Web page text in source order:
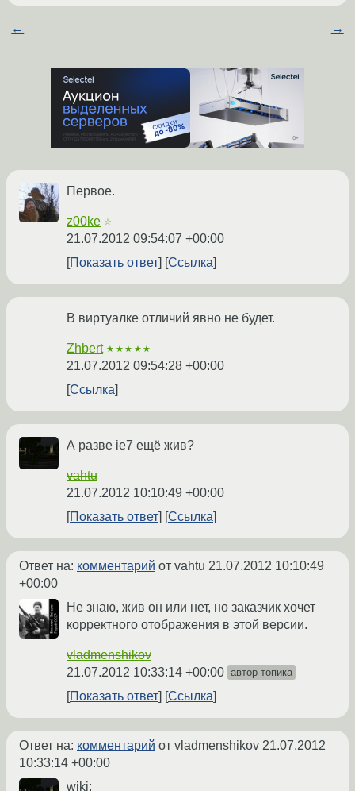
← →
Первое.
z00ke ☆
21.07.2012 09:54:07 +00:00
Показать ответ
Ссылка
В виртуалке отличий явно не будет.
Zhbert ★★★★★
21.07.2012 09:54:28 +00:00
Ссылка
А разве ie7 ещё жив?
vahtu
21.07.2012 10:10:49 +00:00
Показать ответ
Ссылка
Ответ на: комментарий от vahtu 21.07.2012 10:10:49
+00:00
Не знаю, жив он или нет, но заказчик хочет
корректного отображения в этой версии.
vladmenshikov
21.07.2012 10:33:14 +00:00 автор топика
Показать ответ Ссылка
Ответ на: комментарий от vladmenshikov 21.07.2012
10:33:14 +00:00
wiki: